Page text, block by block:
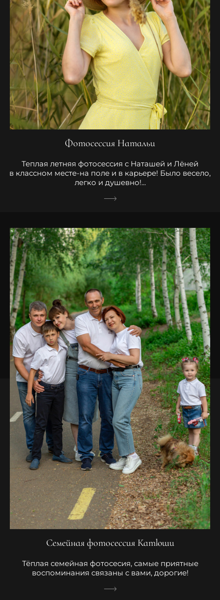
Фотосессия Натальи
Теплая летняя фотосессия с Наташей и Лёней
в классном месте-на поле и в карьере! Было весело,
легко и душевно!...
Семейная фотосессия Катюши
Тёплая семейная фотосесия, самые приятные
воспоминания связаны с вами, дорогие!